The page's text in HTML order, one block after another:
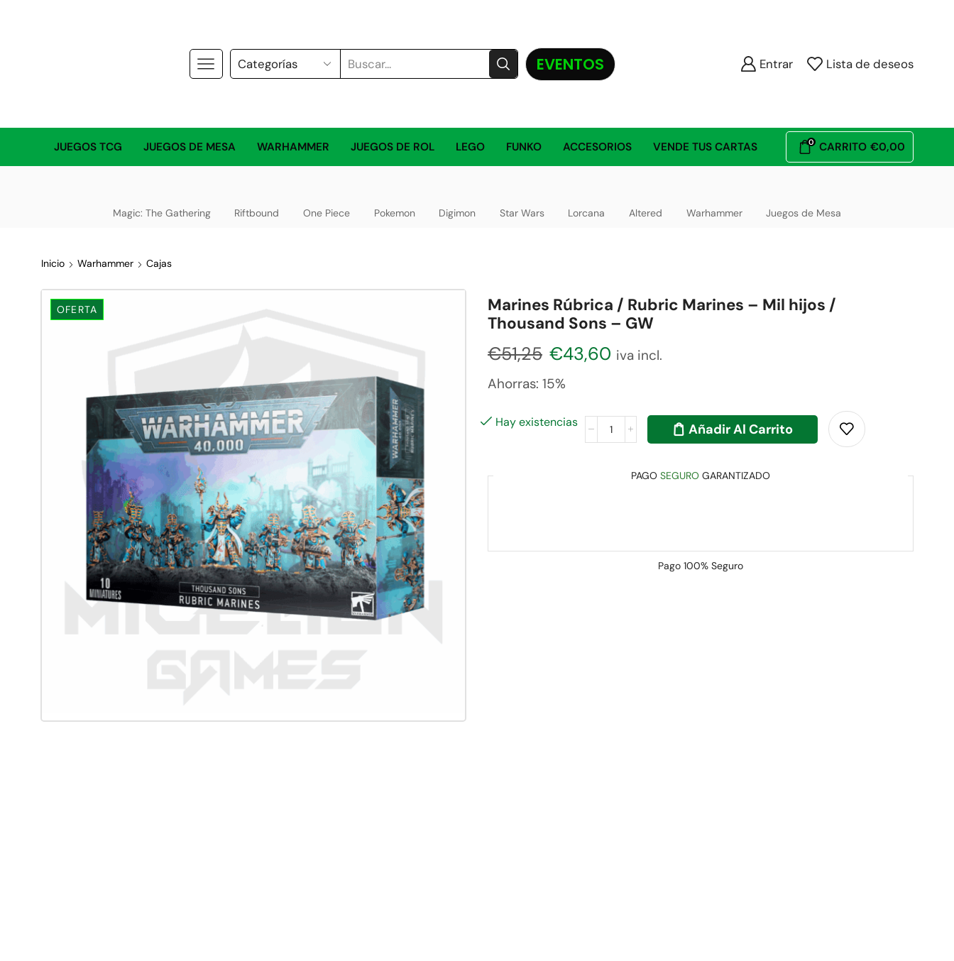
EVENTOS Entrar Lista de deseos
JUEGOS TCG JUEGOS DE MESA WARHAMMER JUEGOS DE ROL LEGO FUNKO ACCESORIOS VENDE TUS CARTAS 0 CARRITO €0,00
Magic: The Gathering Riftbound One Piece Pokemon Digimon Star Wars Lorcana Altered Warhammer Juegos de Mesa
Inicio Warhammer Cajas
OFERTA
Marines Rúbrica / Rubric Marines – Mil hijos /
Thousand Sons – GW
€51,25 €43,60 iva incl.
Ahorras: 15%
Hay existencias Añadir Al Carrito
PAGO SEGURO GARANTIZADO
Pago 100% Seguro